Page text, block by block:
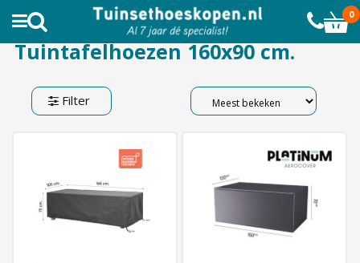
0
AL MEER DAN 10.000 TEVREDEN
Tuintafelhoezen 160x90 cm.
Filter